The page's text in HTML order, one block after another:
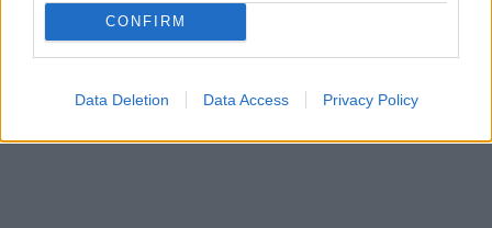
CONFIRM
Data Deletion Data Access Privacy Policy